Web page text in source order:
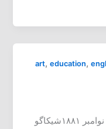
art, education,
Franklin Pierce Adams زادسال ۱۵ نوامبر ۱۸۸۱شیکاگو